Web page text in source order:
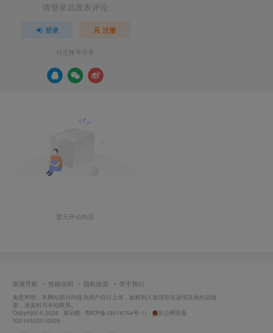
请登录后发表评论
登录 注册
社交账号登录
暂无评论内容
策展导航 投稿说明 隐私政策 关于我们
免责声明：本网站部分内容为用户自行上传，如权利人发现存在误传其他作品情
形，请及时与本站联系。
Copyright © 2026 · 展示酷 · 鄂ICP备13014754号-11 ·
苏公网安备
32010502010928